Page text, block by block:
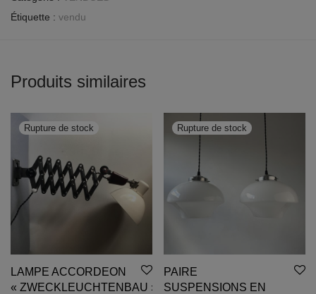
Étiquette : vendu
Produits similaires
LAMPE ACCORDEON
« ZWECKLEUCHTENBAU »
PAIRE
SUSPENSIONS EN